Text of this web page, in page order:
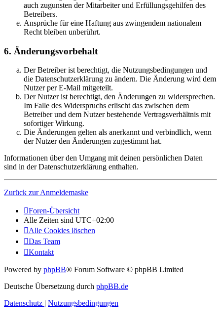
auch zugunsten der Mitarbeiter und Erfüllungsgehilfen des
Betreibers.
Ansprüche für eine Haftung aus zwingendem nationalem
Recht bleiben unberührt.
6. Änderungsvorbehalt
Der Betreiber ist berechtigt, die Nutzungsbedingungen und
die Datenschutzerklärung zu ändern. Die Änderung wird dem
Nutzer per E-Mail mitgeteilt.
Der Nutzer ist berechtigt, den Änderungen zu widersprechen.
Im Falle des Widerspruchs erlischt das zwischen dem
Betreiber und dem Nutzer bestehende Vertragsverhältnis mit
sofortiger Wirkung.
Die Änderungen gelten als anerkannt und verbindlich, wenn
der Nutzer den Änderungen zugestimmt hat.
Informationen über den Umgang mit deinen persönlichen Daten
sind in der Datenschutzerklärung enthalten.
Zurück zur Anmeldemaske
Foren-Übersicht
Alle Zeiten sind UTC+02:00
Alle Cookies löschen
Das Team
Kontakt
Powered by phpBB® Forum Software © phpBB Limited
Deutsche Übersetzung durch phpBB.de
Datenschutz | Nutzungsbedingungen